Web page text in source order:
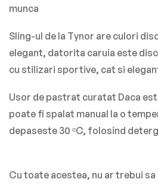
munca
Sling-ul de la Tynor are culori
elegant, datorita caruia este
cu stilizari sportive, cat si
Usor de pastrat curatat Daca
poate fi spalat manual la o
depaseste 30 ᵒC, folosind
Cu toate acestea, nu ar trebui